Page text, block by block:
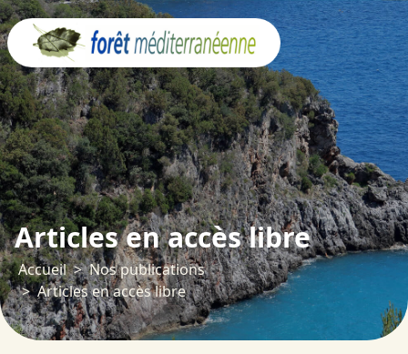
Articles en accès libre
Accueil
Nos publications
Articles en accès libre
Panneau de gestion des cookies